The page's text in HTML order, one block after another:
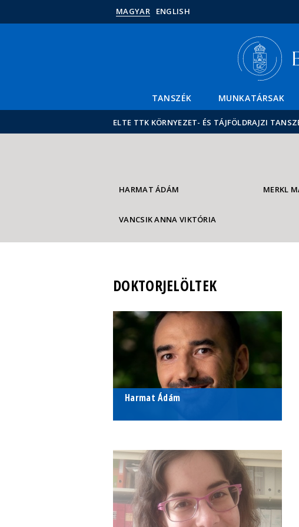
MAGYAR ENGLISH
TANSZÉK MUNKATÁRSAK
ELTE TTK KÖRNYEZET- ÉS TÁJFÖLDRAJZI
HARMAT ÁDÁM MERKL
VANCSIK ANNA VIKTÓRIA
DOKTORJELÖLTEK
Harmat Ádám